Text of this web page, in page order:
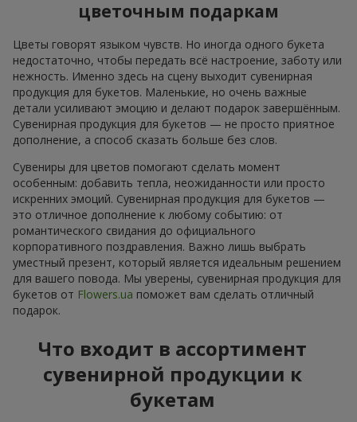
цветочным подаркам
Цветы говорят языком чувств. Но иногда одного букета
недостаточно, чтобы передать всё настроение, заботу или
нежность. Именно здесь на сцену выходит сувенирная
продукция для букетов. Маленькие, но очень важные
детали усиливают эмоцию и делают подарок завершённым.
Сувенирная продукция для букетов — не просто приятное
дополнение, а способ сказать больше без слов.
Сувениры для цветов помогают сделать момент
особенным: добавить тепла, неожиданности или просто
искренних эмоций. Сувенирная продукция для букетов —
это отличное дополнение к любому событию: от
романтического свидания до официального
корпоративного поздравления. Важно лишь выбрать
уместный презент, который является идеальным решением
для вашего повода. Мы уверены, сувенирная продукция для
букетов от Flowers.ua поможет вам сделать отличный
подарок.
Что входит в ассортимент
сувенирной продукции к
букетам